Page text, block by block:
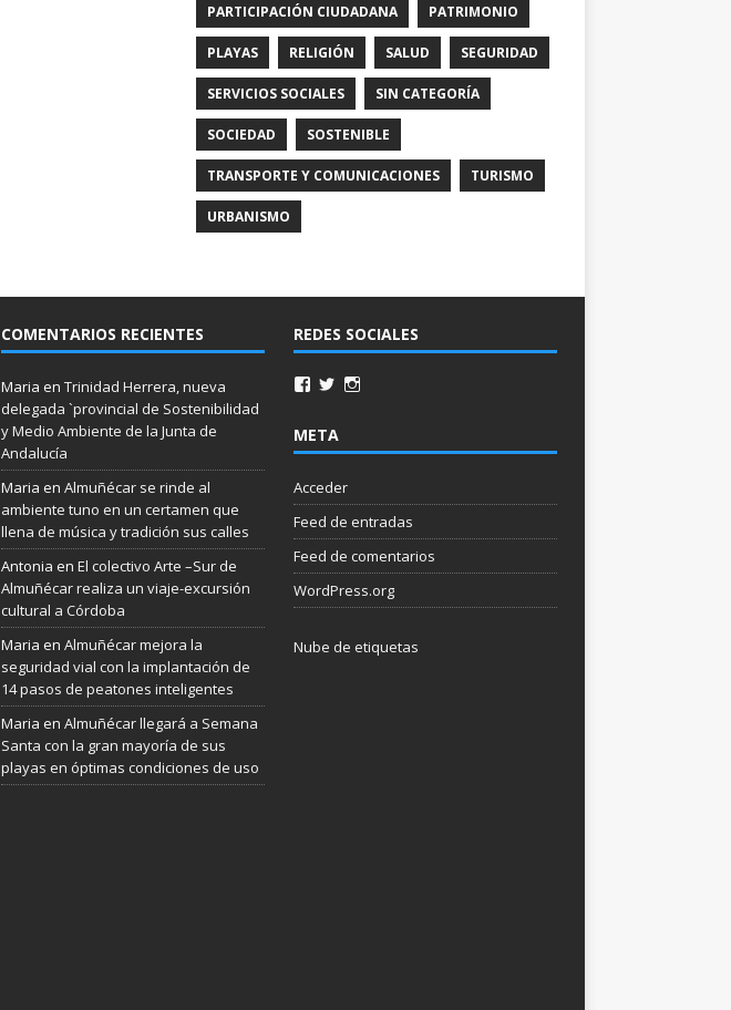
PARTICIPACIÓN CIUDADANA PATRIMONIO
PLAYAS RELIGIÓN SALUD SEGURIDAD
SERVICIOS SOCIALES SIN CATEGORÍA
SOCIEDAD SOSTENIBLE
TRANSPORTE Y COMUNICACIONES TURISMO
URBANISMO
COMENTARIOS RECIENTES
Maria en Trinidad Herrera, nueva
delegada `provincial de Sostenibilidad
y Medio Ambiente de la Junta de
Andalucía
Maria en Almuñécar se rinde al
ambiente tuno en un certamen que
llena de música y tradición sus calles
Antonia en El colectivo Arte –Sur de
Almuñécar realiza un viaje-excursión
cultural a Córdoba
Maria en Almuñécar mejora la
seguridad vial con la implantación de
14 pasos de peatones inteligentes
Maria en Almuñécar llegará a Semana
Santa con la gran mayoría de sus
playas en óptimas condiciones de uso
REDES SOCIALES
META
Acceder
Feed de entradas
Feed de comentarios
WordPress.org
Nube de etiquetas